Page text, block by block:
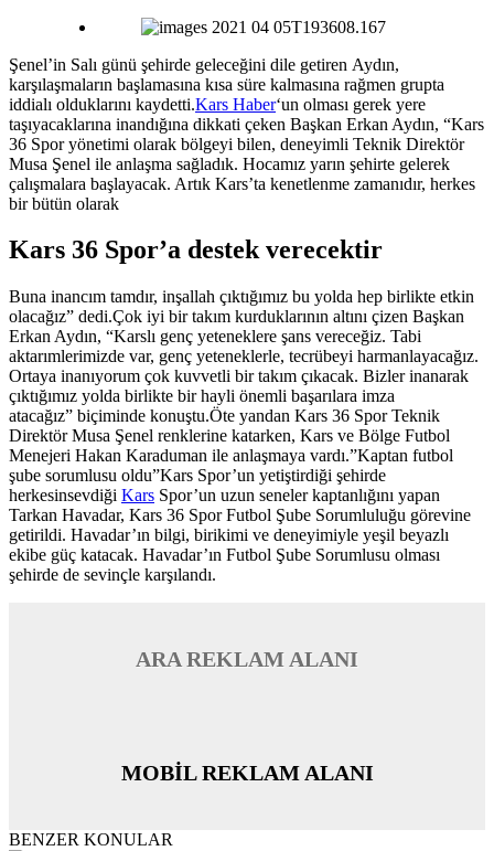
Şenel’in Salı günü şehirde geleceğini dile getiren Aydın,
karşılaşmaların başlamasına kısa süre kalmasına rağmen grupta
iddialı olduklarını kaydetti.Kars Haber‘un olması gerek yere
taşıyacaklarına inandığına dikkati çeken Başkan Erkan Aydın, “Kars
36 Spor yönetimi olarak bölgeyi bilen, deneyimli Teknik Direktör
Musa Şenel ile anlaşma sağladık. Hocamız yarın şehirte gelerek
çalışmalara başlayacak. Artık Kars’ta kenetlenme zamanıdır, herkes
bir bütün olarak
Kars 36 Spor’a destek verecektir
Buna inancım tamdır, inşallah çıktığımız bu yolda hep birlikte etkin
olacağız” dedi.Çok iyi bir takım kurduklarının altını çizen Başkan
Erkan Aydın, “Karslı genç yeteneklere şans vereceğiz. Tabi
aktarımlerimizde var, genç yeteneklerle, tecrübeyi harmanlayacağız.
Ortaya inanıyorum çok kuvvetli bir takım çıkacak. Bizler inanarak
çıktığımız yolda birlikte bir hayli önemli başarılara imza
atacağız” biçiminde konuştu.Öte yandan Kars 36 Spor Teknik
Direktör Musa Şenel renklerine katarken, Kars ve Bölge Futbol
Menejeri Hakan Karaduman ile anlaşmaya vardı.”Kaptan futbol
şube sorumlusu oldu”Kars Spor’un yetiştirdiği şehirde
herkesinsevdiği Kars Spor’un uzun seneler kaptanlığını yapan
Tarkan Havadar, Kars 36 Spor Futbol Şube Sorumluluğu görevine
getirildi. Havadar’ın bilgi, birikimi ve deneyimiyle yeşil beyazlı
ekibe güç katacak. Havadar’ın Futbol Şube Sorumlusu olması
şehirde de sevinçle karşılandı.
ARA REKLAM ALANI
MOBİL REKLAM ALANI
BENZER KONULAR